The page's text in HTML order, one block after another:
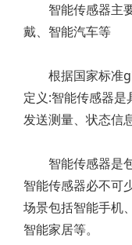
智能传感器主
戴、智能汽车等
根据国家标准
定义:智能传感器
发送测量、状态信
智能传感器是
智能传感器必不可
场景包括智能手机
智能家居等。